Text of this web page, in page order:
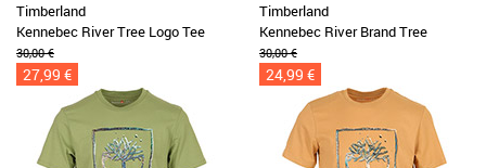
Timberland
Kennebec River Tree Logo Tee
30,00 €
27,99 €
Timberland
Kennebec River Brand Tree
30,00 €
24,99 €